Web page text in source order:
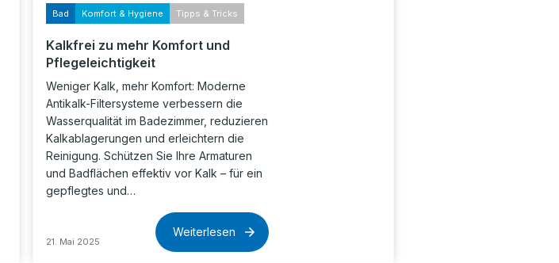
Bad Komfort & Hygiene Tipps & Tricks
Kalkfrei zu mehr Komfort und
Pflegeleichtigkeit
Weniger Kalk, mehr Komfort: Moderne
Antikalk-Filtersysteme verbessern die
Wasserqualität im Badezimmer, reduzieren
Kalkablagerungen und erleichtern die
Reinigung. Schützen Sie Ihre Armaturen
und Badflächen effektiv vor Kalk – für ein
gepflegtes und…
21. Mai 2025
Weiterlesen